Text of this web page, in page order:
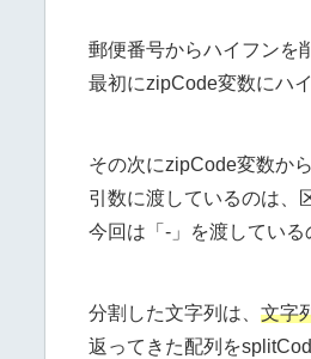
郵便番号からハイフンを
最初にzipCode変数にハ
その次にzipCode変数か
引数に渡しているのは、
今回は「-」を渡している
分割した文字列は、 文字
返ってきた配列を